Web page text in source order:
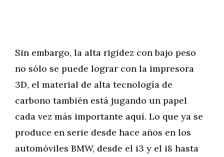
Sin embargo, la alta rigidez con bajo peso
no sólo se puede lograr con la impresora
3D, el material de alta tecnología de
carbono también está jugando un papel
cada vez más importante aquí. Lo que ya se
produce en serie desde hace años en los
automóviles BMW, desde el i3 y el i8 hasta